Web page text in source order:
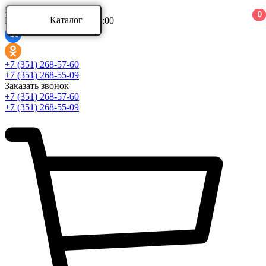
Ваш город:
Режим работы: 9:00 - 18:00
+7 (351) 268-57-60
+7 (351) 268-55-09
Заказать звонок
+7 (351) 268-57-60
+7 (351) 268-55-09
0
0
0
Каталог
Каталог
Аксессуары для ванной комнаты
Аксессуары для ванной комнаты Aquatek
Аксессуары для ванной комнаты BERGES
Развернуть (4)
Ванны и комплектующие
Ванны акриловые
Ванны асимметричные
Ванны стальные